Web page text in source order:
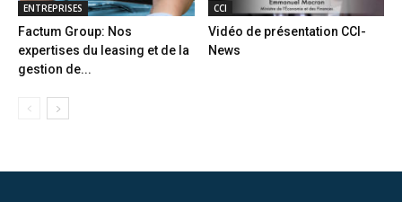
ENTREPRISES
Factum Group: Nos
expertises du leasing et de la
gestion de...
CCI
Vidéo de présentation CCI-
News